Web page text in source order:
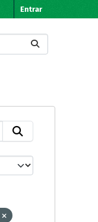
Entrar